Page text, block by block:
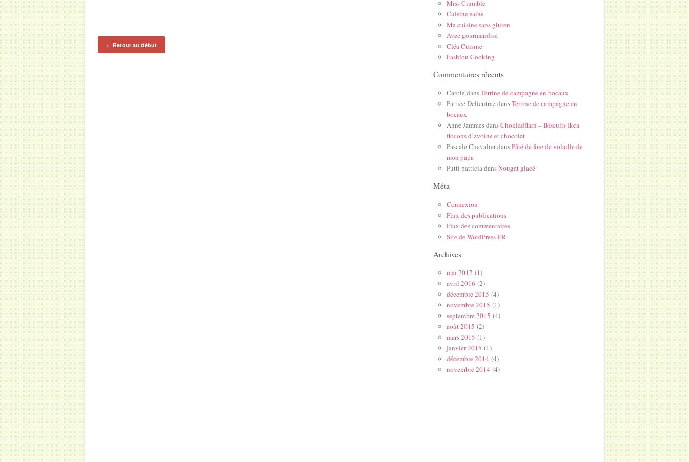
←Retour au début
Miss Crumble
Cuisine saine
Ma cuisine sans gluten
Avec gourmandise
Cléa Cuisine
Fashion Cooking
Commentaires récents
Carole dansTerrine de campagne en bocaux
Patrice DelieutrazdansTerrine de campagne en
bocaux
Anne JammesdansChokladflarn – Biscuits Ikea
flocons d’avoine et chocolat
Pascale ChevalierdansPâté de foie de volaille de
mon papa
Putti patticiadansNougat glacé
Méta
Connexion
Flux des publications
Flux des commentaires
Site de WordPress-FR
Archives
mai 2017 (1)
avril 2016 (2)
décembre 2015 (4)
novembre 2015 (1)
septembre 2015 (4)
août 2015 (2)
mars 2015 (1)
janvier 2015 (1)
décembre 2014 (4)
novembre 2014 (4)